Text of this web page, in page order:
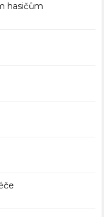
hasičům